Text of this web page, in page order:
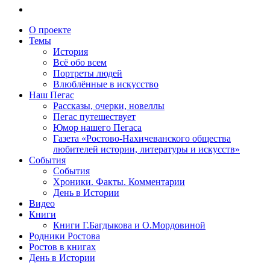
О проекте
Темы
История
Всё обо всем
Портреты людей
Влюблённые в искусство
Наш Пегас
Рассказы, очерки, новеллы
Пегас путешествует
Юмор нашего Пегаса
Газета «Ростово-Нахичеванского общества
любителей истории, литературы и искусств»
События
События
Хроники. Факты. Комментарии
День в Истории
Видео
Книги
Книги Г.Багдыкова и О.Мордовиной
Родники Ростова
Ростов в книгах
День в Истории